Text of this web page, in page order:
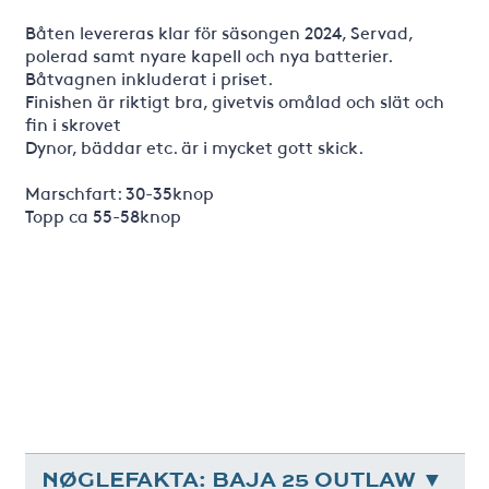
Båten levereras klar för säsongen 2024, Servad,
polerad samt nyare kapell och nya batterier.
Båtvagnen inkluderat i priset.
Finishen är riktigt bra, givetvis omålad och slät och
fin i skrovet
Dynor, bäddar etc. är i mycket gott skick.
Marschfart: 30-35knop
Topp ca 55-58knop
NØGLEFAKTA: BAJA 25 OUTLAW